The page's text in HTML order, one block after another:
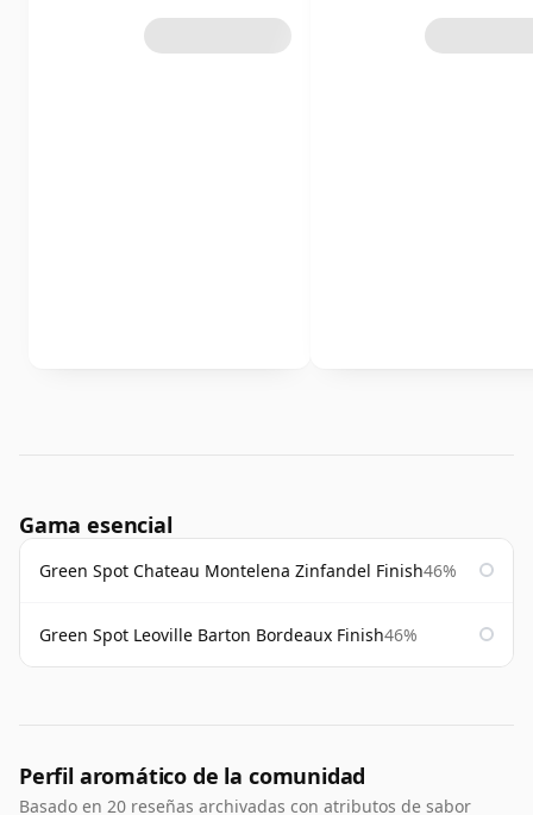
Gama esencial
Green Spot Chateau Montelena Zinfandel Finish46%
Green Spot Leoville Barton Bordeaux Finish46%
Perfil aromático de la comunidad
Basado en 20 reseñas archivadas con atributos de sabor